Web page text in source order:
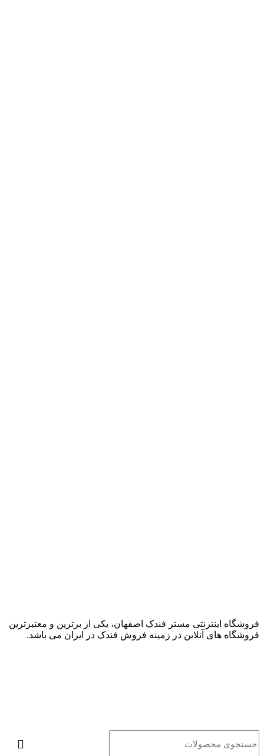
فروشگاه اینترنتی مستر فندک اصفهان، یکی از برترین و معتبرترین
فروشگاه های آنلاین در زمینه فروش فندک در ایران می باشد.